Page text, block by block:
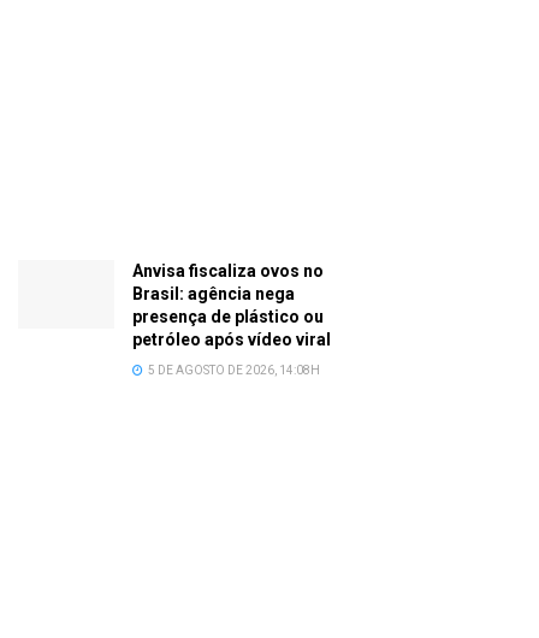
Anvisa fiscaliza ovos no
Brasil: agência nega
presença de plástico ou
petróleo após vídeo viral
5 DE AGOSTO DE 2026, 14:08H